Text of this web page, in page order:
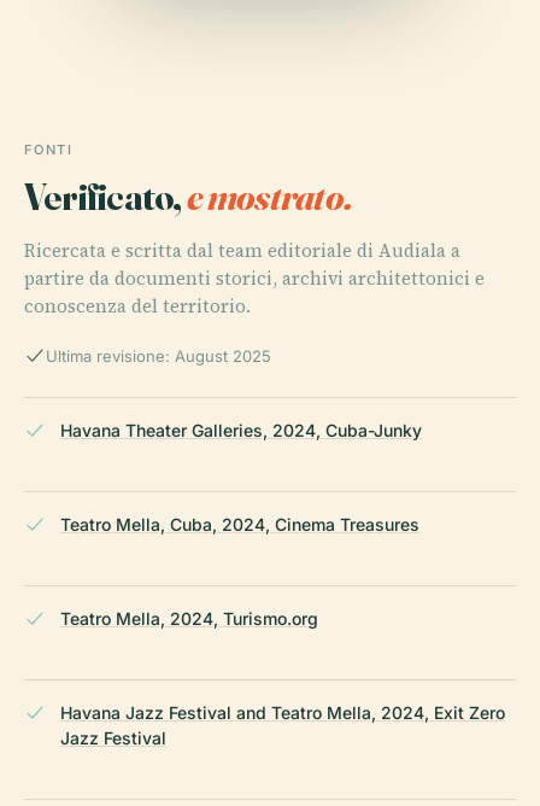
FONTI
Verificato,e mostrato.
Ricercata e scritta dal team editoriale di Audiala a
partire da documenti storici, archivi architettonici e
conoscenza del territorio.
Ultima revisione: August 2025
Havana Theater Galleries, 2024, Cuba-Junky
Teatro Mella, Cuba, 2024, Cinema Treasures
Teatro Mella, 2024, Turismo.org
Havana Jazz Festival and Teatro Mella, 2024, Exit Zero
Jazz Festival